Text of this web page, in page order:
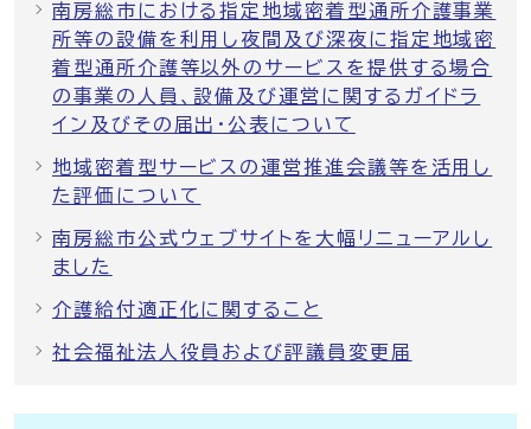
南房総市における指定地域密着型通所介護事業
所等の設備を利用し夜間及び深夜に指定地域密
着型通所介護等以外のサービスを提供する場合
の事業の人員、設備及び運営に関するガイドラ
イン及びその届出・公表について
地域密着型サービスの運営推進会議等を活用し
た評価について
南房総市公式ウェブサイトを大幅リニューアルし
ました
介護給付適正化に関すること
社会福祉法人役員および評議員変更届